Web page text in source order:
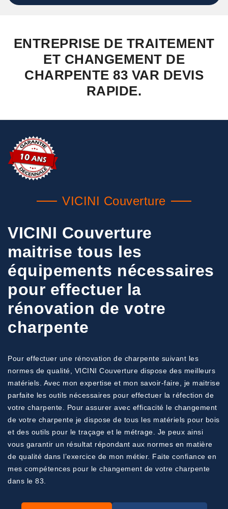
ENTREPRISE DE TRAITEMENT
ET CHANGEMENT DE
CHARPENTE 83 VAR DEVIS
RAPIDE.
VICINI Couverture
VICINI Couverture
maitrise tous les
équipements nécessaires
pour effectuer la
rénovation de votre
charpente
Pour effectuer une rénovation de charpente suivant les
normes de qualité, VICINI Couverture dispose des meilleurs
matériels. Avec mon expertise et mon savoir-faire, je maitrise
parfaite les outils nécessaires pour effectuer la réfection de
votre charpente. Pour assurer avec efficacité le changement
de votre charpente je dispose de tous les matériels pour bois
et des outils pour le traçage et le métrage. Je peux ainsi
vous garantir un résultat répondant aux normes en matière
de qualité dans l’exercice de mon métier. Faite confiance en
mes compétences pour le changement de votre charpente
dans le 83.